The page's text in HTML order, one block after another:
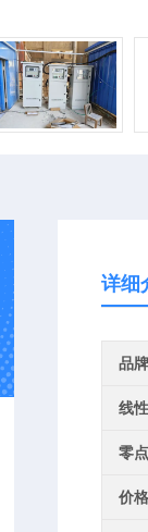
详细
品牌
线
零
价